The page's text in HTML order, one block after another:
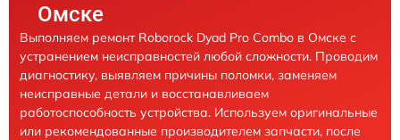
Омске
Выполняем ремонт Roborock Dyad Pro Combo в Омске с
устранением неисправностей любой сложности. Проводим
диагностику, выявляем причины поломки, заменяем
неисправные детали и восстанавливаем
работоспособность устройства. Используем оригинальные
или рекомендованные производителем запчасти, после